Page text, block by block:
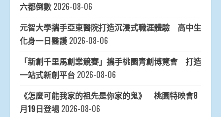
六都倒數 2026-08-06
元智大學攜手亞東醫院打造沉浸式職涯體驗 高中生
化身一日醫護 2026-08-06
「新創千里馬創業競賽」攜手桃園青創博覽會 打造
一站式新創平台 2026-08-06
《怎麼可能我家的祖先是你家的鬼》 桃園特映會8
月19日登場 2026-08-06